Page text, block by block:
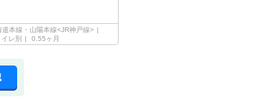
道本線・山陽本線<JR神戸線>
レ別 0.55ヶ月